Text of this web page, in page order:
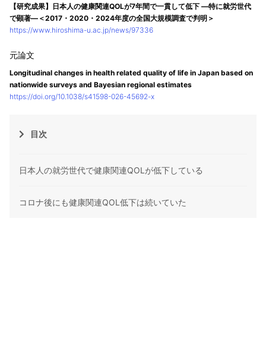
【研究成果】日本人の健康関連QOLが7年間で一貫して低下 ―特に就労世代
で顕著―＜2017・2020・2024年度の全国大規模調査で判明＞
https://www.hiroshima-u.ac.jp/news/97336
Longitudinal changes in health related quality of life in Japan based on
nationwide surveys and Bayesian regional estimates
https://doi.org/10.1038/s41598-026-45692-x
目次
日本人の就労世代で健康関連QOLが低下している
コロナ後にも健康関連QOL低下は続いていた